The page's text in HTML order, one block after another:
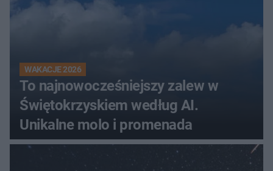
WAKACJE 2026
To najnowocześniejszy zalew w
Świętokrzyskiem według AI.
Unikalne molo i promenada